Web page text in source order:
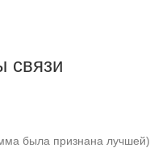
связи
была признана лучшей)